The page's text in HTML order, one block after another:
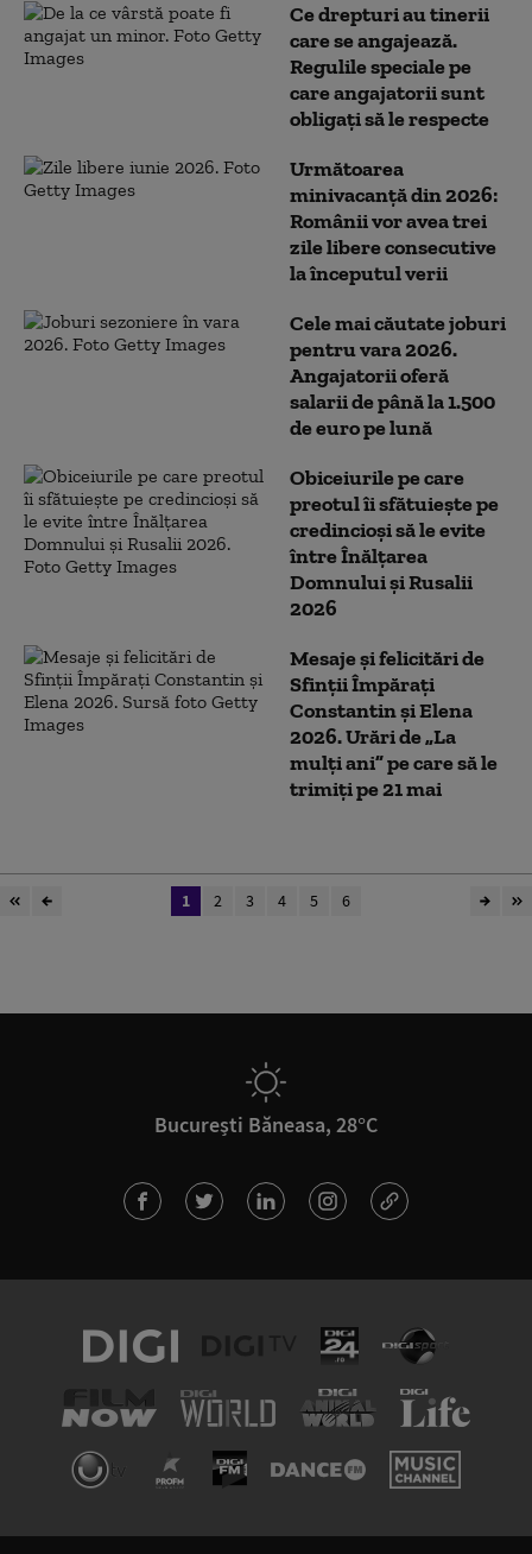
Ce drepturi au tinerii
care se angajează.
Regulile speciale pe
care angajatorii sunt
obligați să le respecte
Următoarea
minivacanță din 2026:
Românii vor avea trei
zile libere consecutive
la începutul verii
Cele mai căutate joburi
pentru vara 2026.
Angajatorii oferă
salarii de până la 1.500
de euro pe lună
Obiceiurile pe care
preotul îi sfătuiește pe
credincioși să le evite
între Înălțarea
Domnului și Rusalii
2026
Mesaje și felicitări de
Sfinții Împărați
Constantin și Elena
2026. Urări de „La
mulți ani” pe care să le
trimiți pe 21 mai
1 2 3 4 5 6
București Băneasa, 28°C